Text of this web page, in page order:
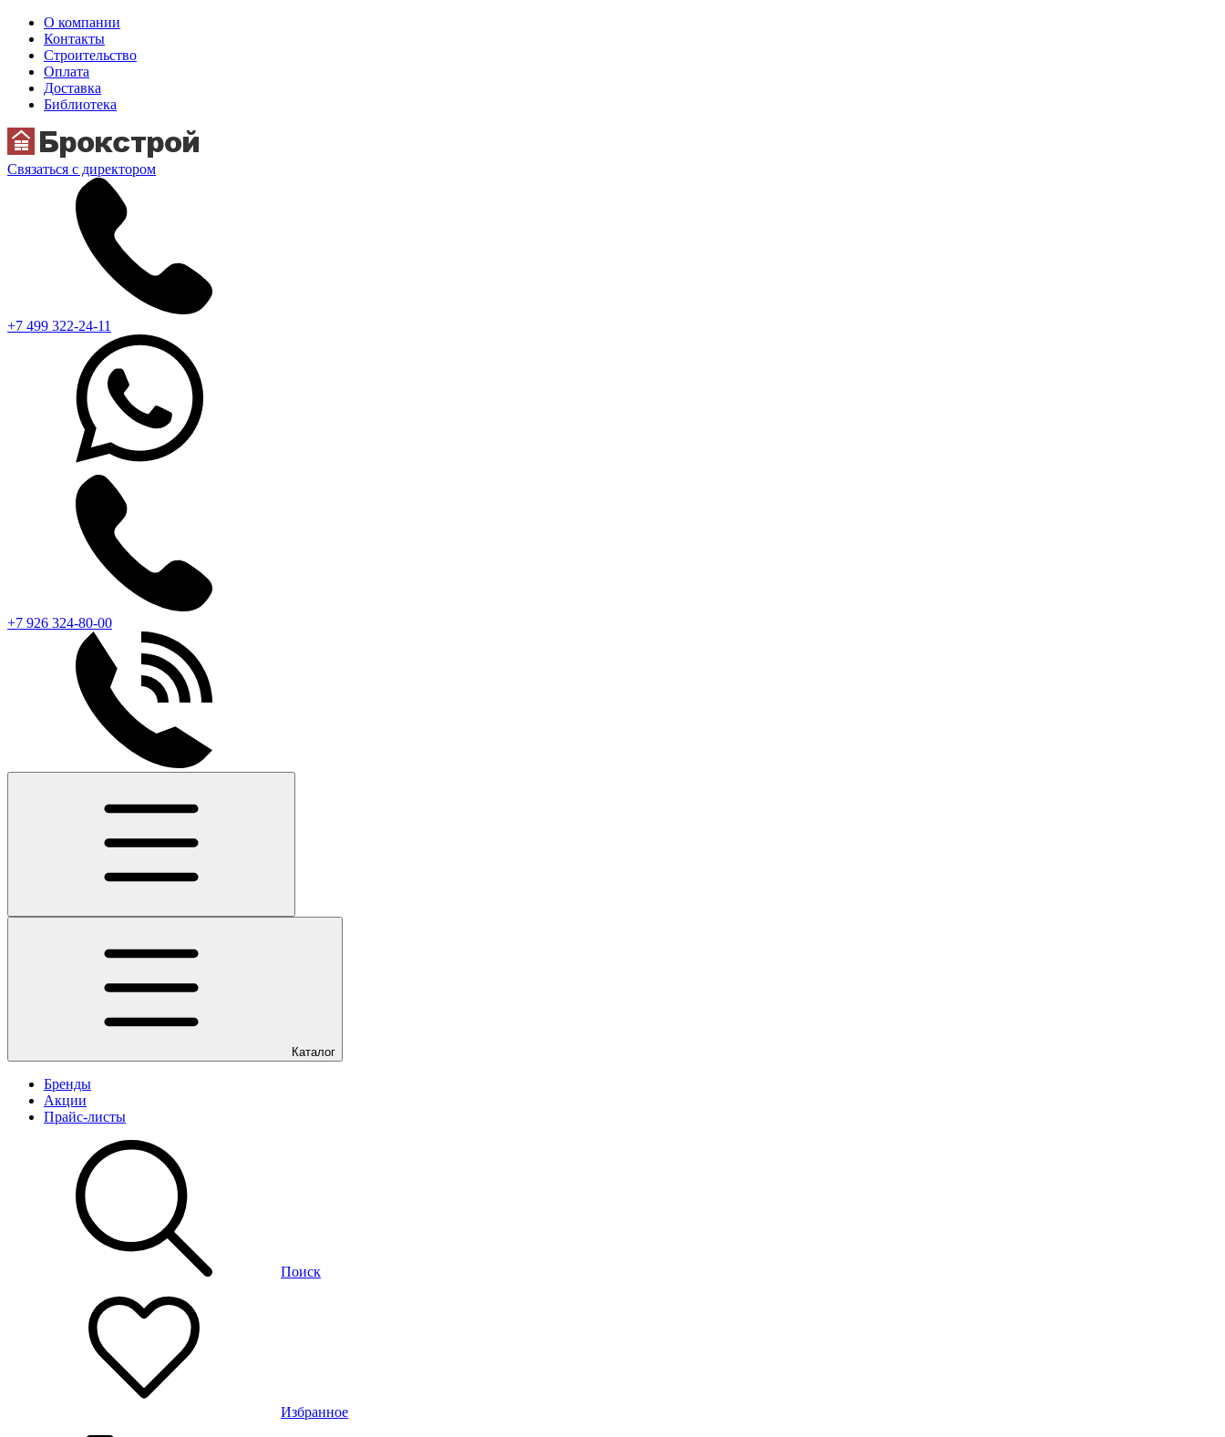
О компании
Контакты
Строительство
Оплата
Доставка
Библиотека
Связаться с директором
+7 499 322-24-11
+7 926 324-80-00
Каталог
Бренды
Акции
Прайс-листы
Поиск
Избранное